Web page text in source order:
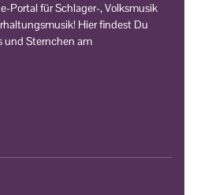
Portal für Schlager-, Volksmusik
Hier findest Du
und Sternchen am